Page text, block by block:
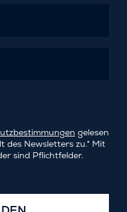
gelesen
des Newsletters zu.* Mit
sind Pflichtfelder.